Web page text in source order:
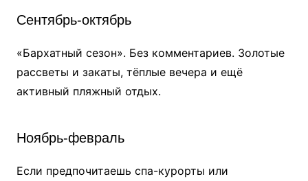
Сентябрь-октябрь
«Бархатный сезон». Без комментариев. Золотые
рассветы и закаты, тёплые вечера и ещё
активный пляжный отдых.
Ноябрь-февраль
Если предпочитаешь спа-курорты или